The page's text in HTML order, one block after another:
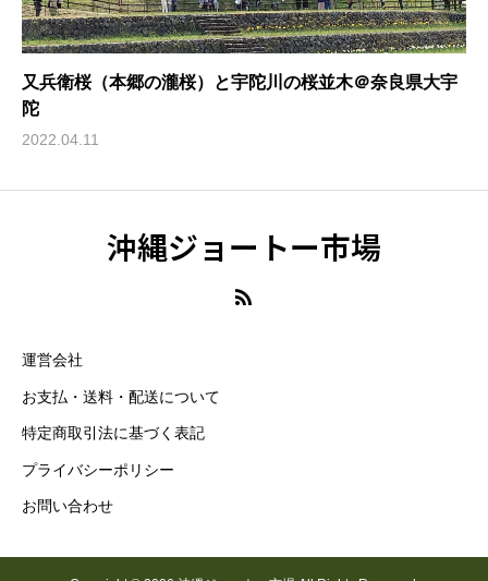
又兵衛桜（本郷の瀧桜）と宇陀川の桜並木＠奈良県大宇
陀
2022.04.11
沖縄ジョートー市場
運営会社
お支払・送料・配送について
特定商取引法に基づく表記
プライバシーポリシー
お問い合わせ